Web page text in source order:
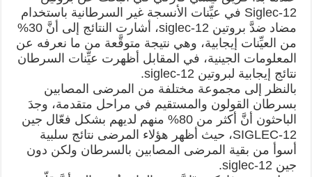
Siglec-12 في عيِّنات الأنسجة غير السرطانية باستخدام
مضاد ضدَّ بروتين siglec-12، أشارت النتائج إلى أنَّ 30%
من العيِّنات إيجابية، وهي نتيجة متوقَّعة من ما نعرفه عن
المعلومات الجينية، في المقابل أظهرت عيِّنات السرطان
نتائج إيجابية لبروتين siglec-12.
بالنظر إلى مجموعة مختلفة من المرضى المصابين
بسرطان القولون والمستقيم في مراحل متقدمة، وجدَ
الباحثون أنَّ أكثر من 80% منهم لديهم بشكل فعّال جين
SIGLEC-12، حيث أظهر هؤلاء المرضى نتائج سلبية
أسوأ من بقية المرضى المصابين بالسرطان ولكن دون
جين siglec-12.